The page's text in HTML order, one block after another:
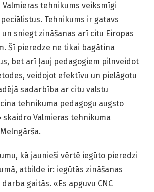
tehnikums veiksmīgi
Tehnikums ir gatavs
sniegt zināšanas arī citu Eiropas
Šī pieredze ne tikai bagātina
bet arī ļauj pedagogiem pilnveidot
veidojot efektīvu un pielāgotu
sadarbība ar citu valstu
tehnikuma pedagogu augsto
Valmieras tehnikuma
kā jaunieši vērtē iegūto pieredzi
atbilde ir: iegūtās zināšanas
gaitās. «Es apguvu CNC